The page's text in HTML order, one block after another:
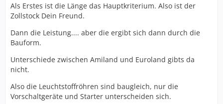
Als Erstes ist die Länge das Hauptkriterium. Also ist der
Zollstock Dein Freund.
Dann die Leistung.... aber die ergibt sich dann durch die
Bauform.
Unterschiede zwischen Amiland und Euroland gibts da
nicht.
Also die Leuchtstoffröhren sind baugleich, nur die
Vorschaltgeräte und Starter unterscheiden sich.